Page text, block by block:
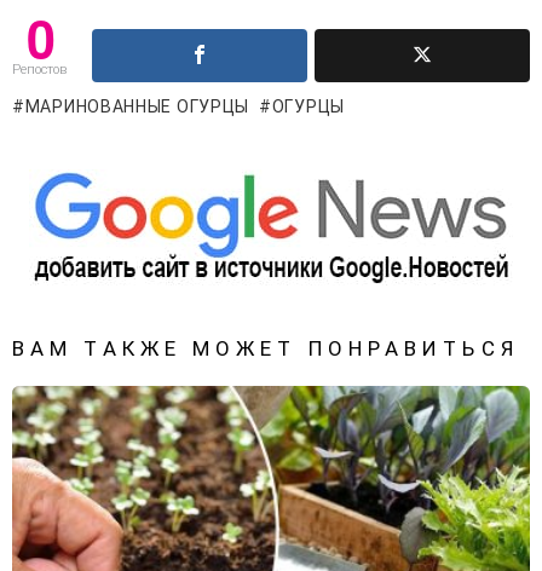
0
Репостов
МАРИНОВАННЫЕ ОГУРЦЫ ОГУРЦЫ
ВАМ ТАКЖЕ МОЖЕТ ПОНРАВИТЬСЯ